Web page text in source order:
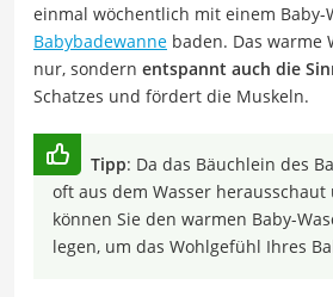
einmal wöchentlich mit einem Baby-
Babybadewanne baden. Das warme
nur, sondern entspannt auch die
Schatzes und fördert die Muskeln.
Tipp: Da das Bäuchlein des
oft aus dem Wasser
können Sie den warmen Baby-
legen, um das Wohlgefühl Ihres